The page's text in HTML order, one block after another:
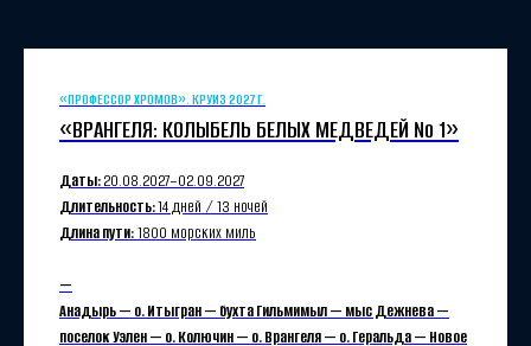
«ПРОФЕССОР ХРОМОВ». КРУИЗ 2027 Г.
«ВРАНГЕЛЯ: КОЛЫБЕЛЬ БЕЛЫХ МЕДВЕДЕЙ №1»
Даты:20.08.2027−02.09.2027
Длительность:14 дней / 13 ночей
Длина пути:1800 морских миль
—
Анадырь — о. Итыгран — бухта Гильмимыл — мыс Дежнева —
поселок Уэлен — о. Колючин — о. Врангеля — о. Геральда — Новое